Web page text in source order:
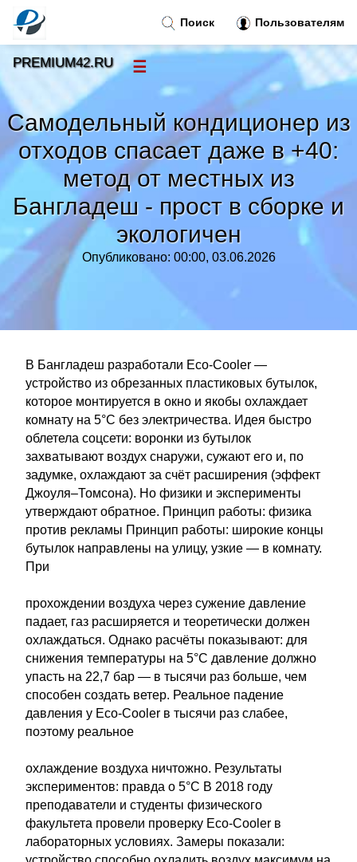
Самодельный кондиционер из
отходов спасает даже в +40:
метод от местных из
Бангладеш - прост в сборке и
экологичен
Опубликовано: 00:00, 03.06.2026
В Бангладеш разработали Eco-Cooler —
устройство из обрезанных пластиковых бутылок,
которое монтируется в окно и якобы охлаждает
комнату на 5°C без электричества. Идея быстро
облетела соцсети: воронки из бутылок
захватывают воздух снаружи, сужают его и, по
задумке, охлаждают за счёт расширения (эффект
Джоуля–Томсона). Но физики и эксперименты
утверждают обратное. Принцип работы: физика
против рекламы Принцип работы: широкие концы
бутылок направлены на улицу, узкие — в комнату.
При
прохождении воздуха через сужение давление
падает, газ расширяется и теоретически должен
охлаждаться. Однако расчёты показывают: для
снижения температуры на 5°C давление должно
упасть на 22,7 бар — в тысячи раз больше, чем
способен создать ветер. Реальное падение
давления у Eco-Cooler в тысячи раз слабее,
поэтому реальное
охлаждение воздуха ничтожно. Результаты
экспериментов: правда о 5°C В 2018 году
преподаватели и студенты физического
факультета провели проверку Eco-Cooler в
лабораторных условиях. Замеры показали:
Поиск Пользователям
PREMIUM42.RU ☰
Тренды новостей »
Рубрики»
Правила »
Контакт